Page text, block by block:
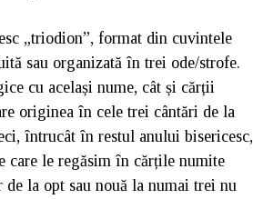
„triodion”, format din cuvintele
sau organizată în trei ode/strofe.
cu același nume, cât și cărții
originea în cele trei cântări de la
întrucât în restul anului bisericesc,
care le regăsim în cărțile numite
la opt sau nouă la numai trei nu